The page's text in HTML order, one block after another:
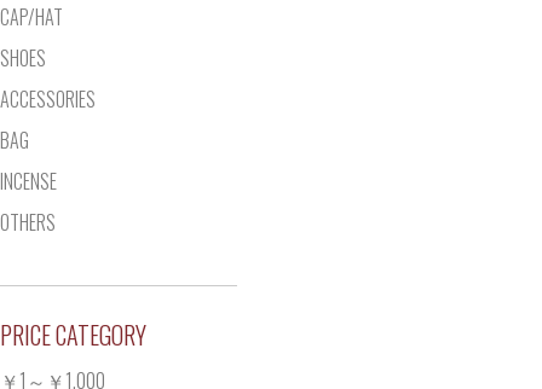
CAP/HAT
SHOES
ACCESSORIES
BAG
INCENSE
OTHERS
PRICE CATEGORY
￥1～￥1,000